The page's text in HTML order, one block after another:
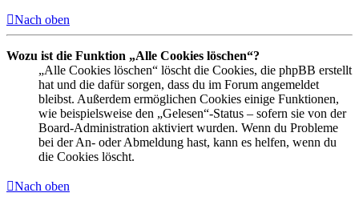
Nach oben
Wozu ist die Funktion „Alle Cookies löschen“?
„Alle Cookies löschen“ löscht die Cookies, die phpBB erstellt
hat und die dafür sorgen, dass du im Forum angemeldet
bleibst. Außerdem ermöglichen Cookies einige Funktionen,
wie beispielsweise den „Gelesen“-Status – sofern sie von der
Board-Administration aktiviert wurden. Wenn du Probleme
bei der An- oder Abmeldung hast, kann es helfen, wenn du
die Cookies löscht.
Nach oben